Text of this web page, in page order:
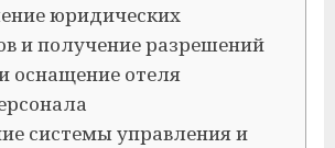
юридических
и получение разрешений
оснащение отеля
системы управления и